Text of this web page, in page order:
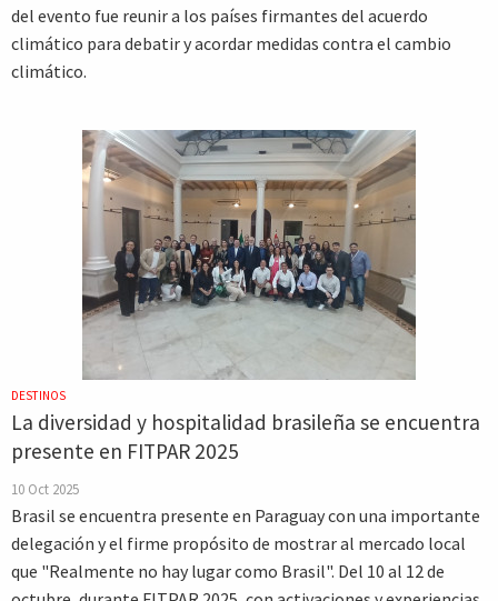
del evento fue reunir a los países firmantes del acuerdo
climático para debatir y acordar medidas contra el cambio
climático.
DESTINOS
La diversidad y hospitalidad brasileña se encuentra
presente en FITPAR 2025
10 Oct 2025
Brasil se encuentra presente en Paraguay con una importante
delegación y el firme propósito de mostrar al mercado local
que "Realmente no hay lugar como Brasil". Del 10 al 12 de